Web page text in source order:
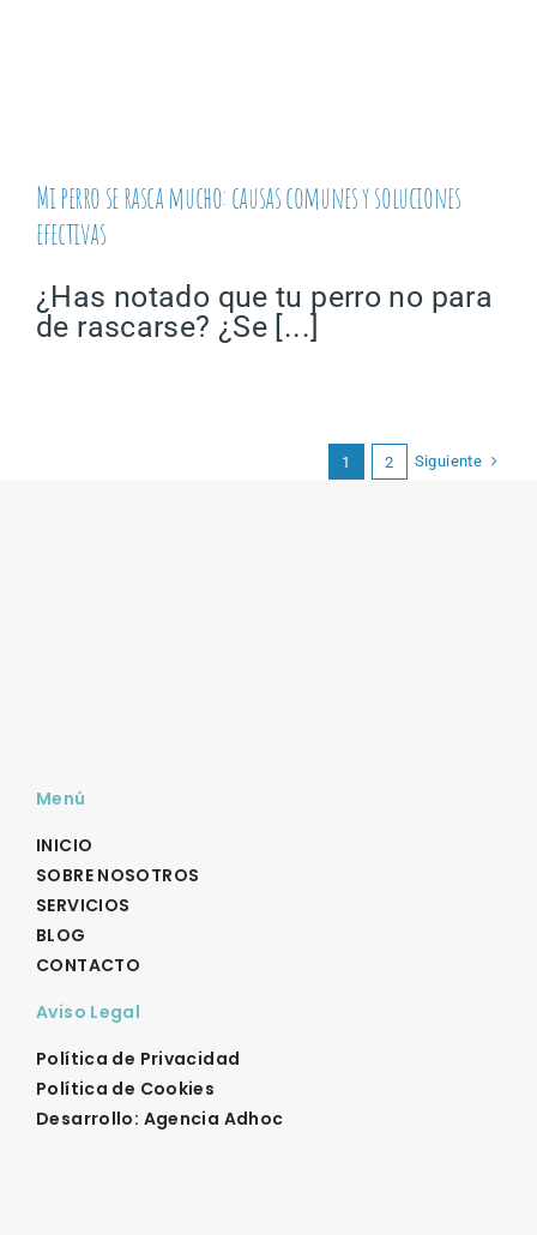
Mi perro se rasca mucho: causas comunes y soluciones
efectivas
¿Has notado que tu perro no para
de rascarse? ¿Se [...]
1 2 Siguiente
Menú
INICIO
SOBRE NOSOTROS
SERVICIOS
BLOG
CONTACTO
Aviso Legal
Política de Privacidad
Política de Cookies
Desarrollo: Agencia Adhoc